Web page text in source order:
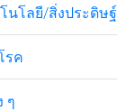
นโลยี/สิ่งประดิษฐ์
รค
ๆ